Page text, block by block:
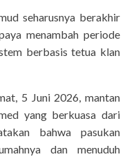
seharusnya berakhir
menambah periode
berbasis tetua klan
5 Juni 2026, mantan
yang berkuasa dari
bahwa pasukan
dan menuduh